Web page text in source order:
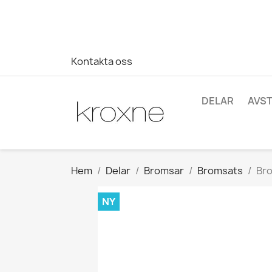
Kontakta oss
DELAR
Hem Delar Bromsar Bromsats
NY